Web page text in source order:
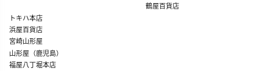
鶴屋百貨店
トキハ本店
浜屋百貨店
宮崎山形屋
山形屋（鹿児島）
福屋八丁堀本店